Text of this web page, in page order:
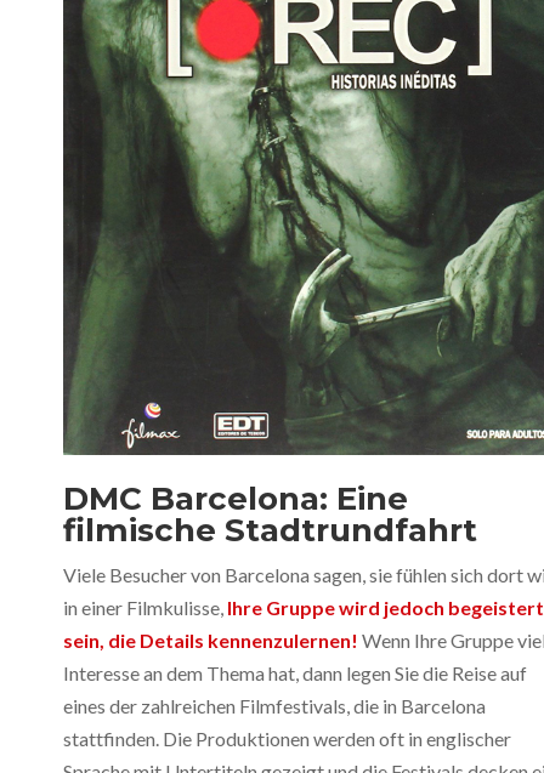
DMC Barcelona: Eine
filmische Stadtrundfahrt
Viele Besucher von Barcelona sagen, sie fühlen sich dort
in einer Filmkulisse, Ihre Gruppe wird jedoch begeistert
sein, die Details kennenzulernen! Wenn Ihre Gruppe
Interesse an dem Thema hat, dann legen Sie die Reise auf
eines der zahlreichen Filmfestivals, die in Barcelona
stattfinden. Die Produktionen werden oft in englischer